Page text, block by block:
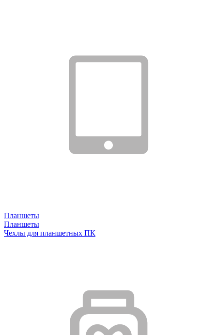
Планшеты
Планшеты
Чехлы для планшетных ПК